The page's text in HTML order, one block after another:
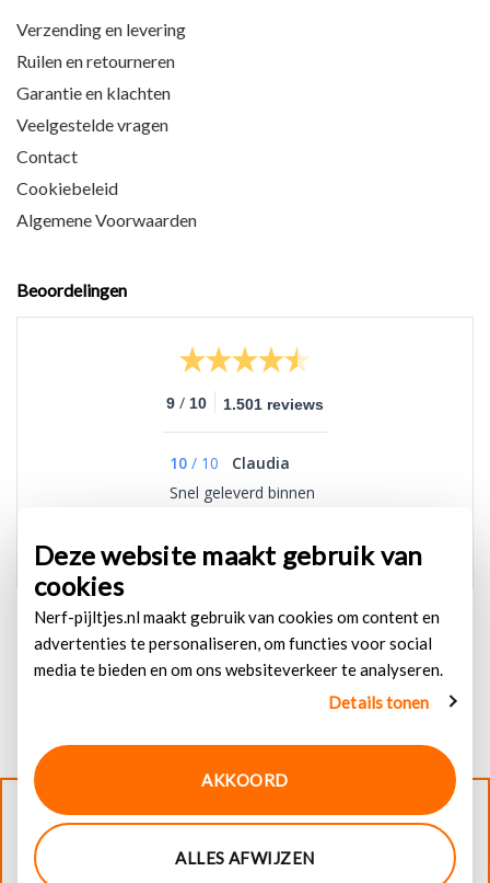
Deze website maakt gebruik van
cookies
Nerf-pijltjes.nl maakt gebruik van cookies om content en
advertenties te personaliseren, om functies voor social
media te bieden en om ons websiteverkeer te analyseren.
Details tonen
AKKOORD
ALLES AFWIJZEN
Verzending en levering
Ruilen en retourneren
Garantie en klachten
Veelgestelde vragen
Contact
Cookiebeleid
Algemene Voorwaarden
Beoordelingen
9 / 10 1.501 reviews
10 / 10
Claudia
Snel geleverd binnen
© 2026Nerf-pijltjes.nl. Alle rechten voorbehouden